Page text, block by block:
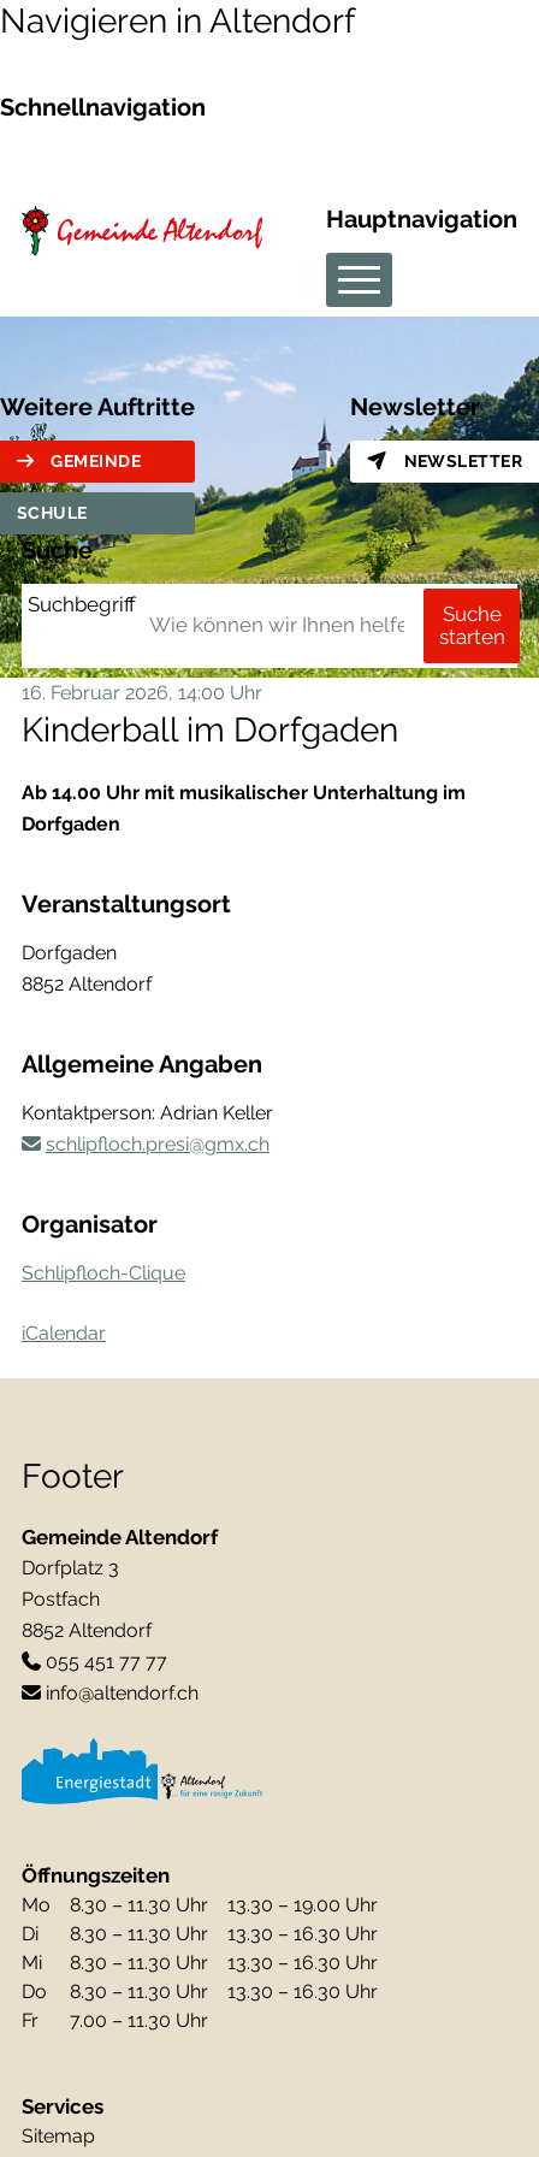
Navigieren in Altendorf
Schnellnavigation
Hauptnavigation
Weitere Auftritte
GEMEINDE
SCHULE
Newsletter
NEWSLETTER
Suche
Suchbegriff
Suche
starten
Kinderball im Dorfgaden
16. Februar 2026, 14:00 Uhr
Ab 14.00 Uhr mit musikalischer Unterhaltung im
Dorfgaden
Veranstaltungsort
Dorfgaden
8852 Altendorf
Allgemeine Angaben
Kontaktperson: Adrian Keller
schlipfloch.presi@gmx.ch
Organisator
Schlipfloch-Clique
iCalendar
Footer
Gemeinde Altendorf
Dorfplatz 3
Postfach
8852 Altendorf
055 451 77 77
info@altendorf.ch
Öffnungszeiten
Mo 8.30 – 11.30 Uhr
13.30 – 19.00 Uhr
Di
8.30 – 11.30 Uhr
13.30 – 16.30 Uhr
Mi
8.30 – 11.30 Uhr
13.30 – 16.30 Uhr
Do
8.30 – 11.30 Uhr
13.30 – 16.30 Uhr
Fr
7.00 – 11.30 Uhr
Services
Sitemap